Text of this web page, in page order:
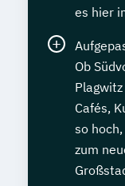
es hier
Ob
Cafés,
so
zum